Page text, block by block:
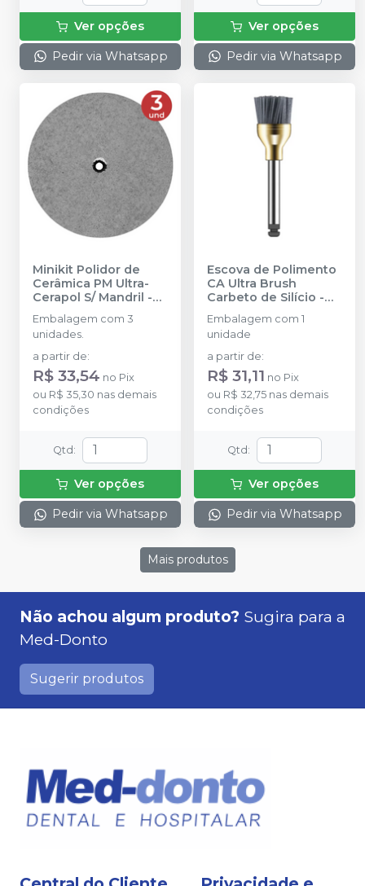
Ver opções
Pedir via Whatsapp
Ver opções
Pedir via Whatsapp
Minikit Polidor de
Cerâmica PM Ultra-
Cerapol S/ Mandril -
AMERICAN BURRS
Embalagem com 3
unidades.
a partir de:
R$ 33,54 no Pix
ou R$ 35,30 nas demais
condições
Qtd :
Ver opções
Pedir via Whatsapp
Escova de Polimento
CA Ultra Brush
Carbeto de Silício -
AMERICAN BURRS
Embalagem com 1
unidade
a partir de:
R$ 31,11 no Pix
ou R$ 32,75 nas demais
condições
Qtd :
Ver opções
Pedir via Whatsapp
Mais produtos
Não achou algum produto? Sugira para a
Med-Donto
Sugerir produtos